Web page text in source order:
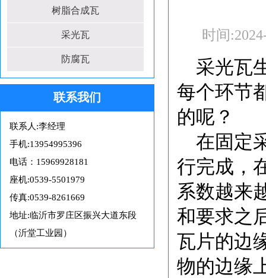
树脂合成瓦
采光瓦
防腐瓦
联系我们
联系人:李经理
手机:13954995396
电话：15969928181
座机:0539-5501979
传真:0539-8261669
地址:临沂市罗庄区振兴大道东段
（沂堂工业园）
时间:
采光瓦
每个环节
的呢？
在固定
行完成，
系数越来
和要求之
瓦片的边
物的边缘